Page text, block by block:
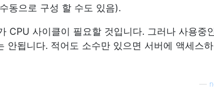
동으로 구성 할 수도 있음).
CPU 사이클이 필요할 것입니다. 그러나 사용중
안됩니다. 적어도 소수만 있으면 서버에 액세스